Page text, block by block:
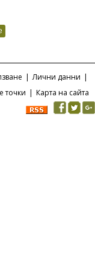
| Лични данни |
точки | Карта на сайта